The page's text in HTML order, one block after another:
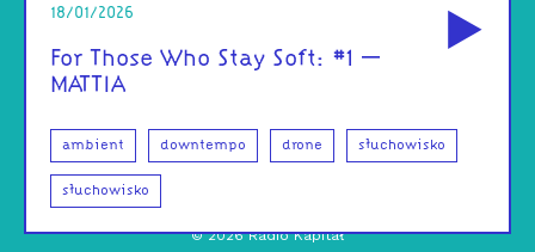
18/01/2026
For Those Who Stay Soft: #1 –
MATTIA
ambient downtempo drone słuchowisko
słuchowisko
©2026 Radio Kapitał